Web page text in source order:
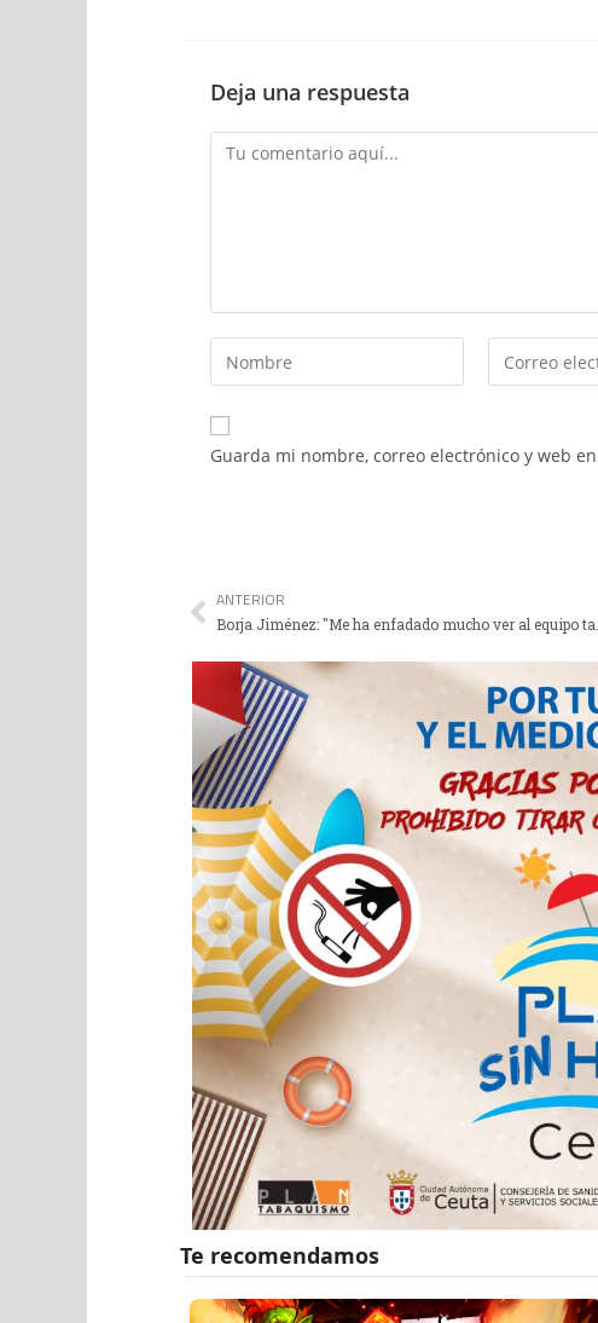
Deja una respuesta
Guarda mi nombre, correo electrónico y web
ANTERIOR
Borja Jiménez: